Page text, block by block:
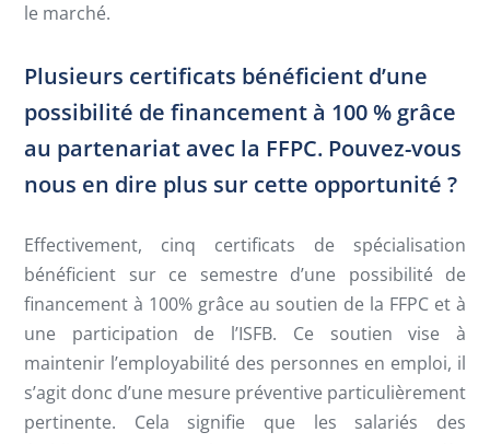
le marché.
Plusieurs certificats bénéficient d’une
possibilité de financement à 100 % grâce
au partenariat avec la FFPC. Pouvez-vous
nous en dire plus sur cette opportunité ?
Effectivement, cinq certificats de spécialisation
bénéficient sur ce semestre d’une possibilité de
financement à 100% grâce au soutien de la FFPC et à
une participation de l’ISFB. Ce soutien vise à
maintenir l’employabilité des personnes en emploi, il
s’agit donc d’une mesure préventive particulièrement
pertinente. Cela signifie que les salariés des